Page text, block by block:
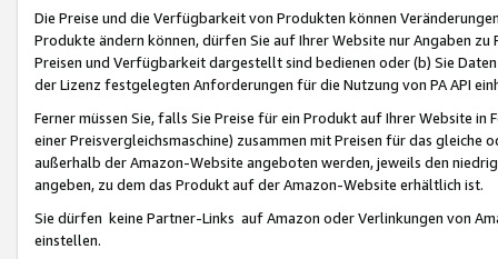
Die Preise und die Verfügbarkeit von Produkten können
Produkte ändern können, dürfen Sie auf Ihrer Website nur Angaben
Preisen und Verfügbarkeit dargestellt sind bedienen oder (b) Sie
der Lizenz festgelegten Anforderungen für die Nutzung von PA API
Ferner müssen Sie, falls Sie Preise für ein Produkt auf Ihrer Website
einer Preisvergleichsmaschine) zusammen mit Preisen für das
außerhalb der Amazon-Website angeboten werden, jeweils den
angeben, zu dem das Produkt auf der Amazon-Website erhältlich ist.
Sie dürfen keine Partner-Links auf Amazon oder Verlinkungen von
einstellen.